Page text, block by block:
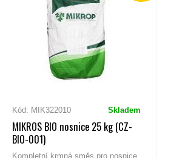
Kód: MIK322010 Skladem
MIKROS BIO nosnice 25 kg (CZ-
BIO-001)
Kompletní krmná směs pro nosnice